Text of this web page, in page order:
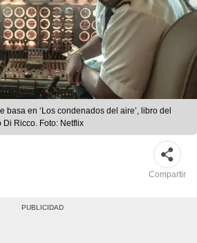
basa en ‘Los condenados del aire’, libro del
Ricco. Foto: Netflix
Compartir